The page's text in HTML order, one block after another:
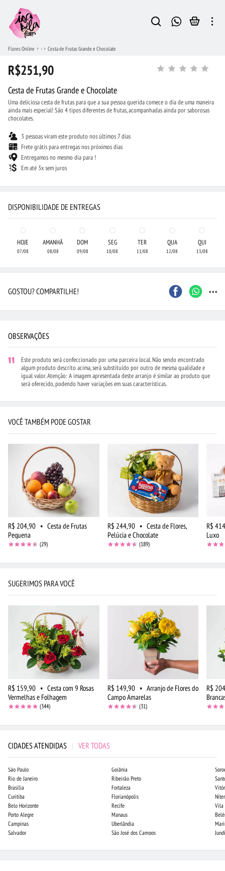
Flores Online - Cesta de Frutas Grande e Chocolate
R$251,90
Cesta de Frutas Grande e Chocolate
Uma deliciosa cesta de frutas para que a sua pessoa querida comece o dia de uma maneira
ainda mais especial! São 4 tipos diferentes de frutas, acompanhadas ainda por saborosas
chocolates.
3 pessoas viram este produto nos últimos 7 dias
Frete grátis para entregas nos próximos dias
Entregamos no mesmo dia para !
Em até 3x sem juros
DISPONIBILIDADE DE ENTREGAS
HOJE
07/08
AMANHÃ
08/08
DOM
09/08
SEG
10/08
TER
11/08
QUA
12/08
QUI
13/08
GOSTOU? COMPARTILHE! ...
OBSERVAÇÕES
Este produto será confeccionado por uma parceira local. Não sendo encontrado
algum produto descrito acima, será substituído por outro de mesma qualidade e
igual valor. Atenção: A imagem apresentada deste arranjo é similar ao produto que
será oferecido, podendo haver variações em suas características.
VOCÊ TAMBÉM PODE GOSTAR
R$ 204,90 • Cesta de Frutas
Pequena
(29)
R$ 244,90 • Cesta de Flores,
Pelúcia e Chocolate
(189)
R$
Luxo
SUGERIMOS PARA VOCÊ
R$ 159,90 • Cesta com 9 Rosas
Vermelhas e Folhagem
(344)
R$ 149,90 • Arranjo de Flores do
Campo Amarelas
(31)
R$
CIDADES ATENDIDAS | VER TODAS
São Paulo
Rio de Janeiro
Brasília
Curitiba
Belo Horizonte
Porto Alegre
Campinas
Salvador
Goiânia
Ribeirão Preto
Fortaleza
Florianópolis
Recife
Manaus
Uberlândia
São José dos Campos
Vila